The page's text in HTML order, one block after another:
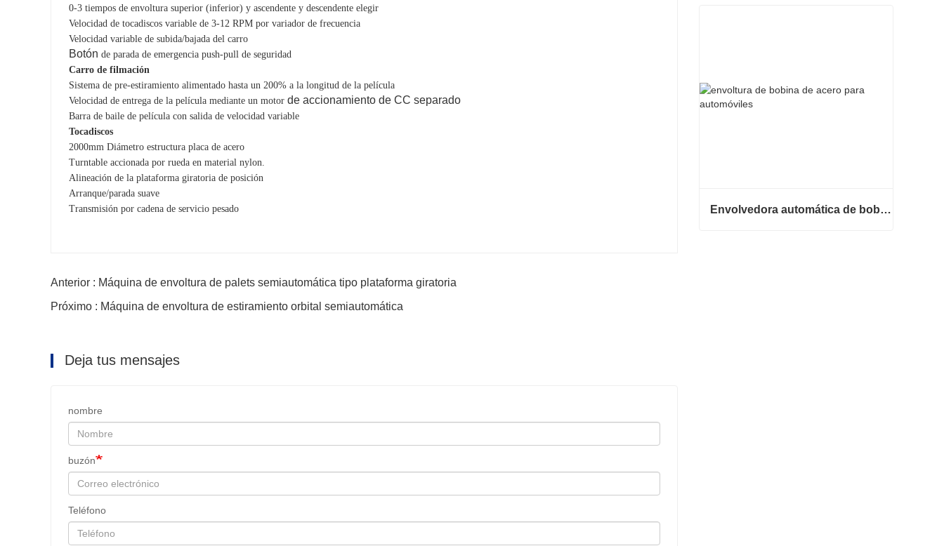
0-3 tiempos de envoltura superior (inferior) y ascendente y descendente elegir
Velocidad de tocadiscos variable de 3-12 RPM por variador de frecuencia
Velocidad variable de subida/bajada del carro
Botón de parada de emergencia push-pull de seguridad
Carro de filmación
Sistema de pre-estiramiento alimentado hasta un 200% a la longitud de la película
Velocidad de entrega de la película mediante un motor de accionamiento de CC separado
Barra de baile de película con salida de velocidad variable
Tocadiscos
2000mm Diámetro estructura placa de acero
Turntable accionada por rueda en material nylon
Alineación de la plataforma giratoria de posición
Arranque/parada suave
Transmisión por cadena de servicio pesado
Anterior : Máquina de envoltura de palets semiautomática tipo plataforma giratoria
Próximo : Máquina de envoltura de estiramiento orbital semiautomática
Deja tus mensajes
nombre
buzón
Teléfono
Envolvedora automática de bobinas de acero